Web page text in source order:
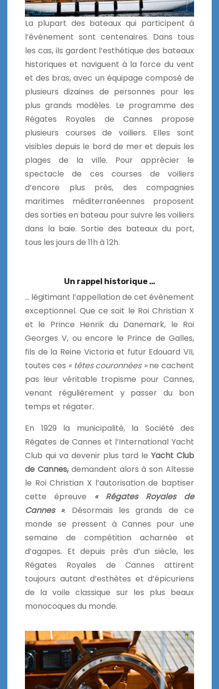
La plupart des bateaux qui participent à
l’événement sont centenaires. Dans tous
les cas, ils gardent l’esthétique des bateaux
historiques et naviguent à la force du vent
et des bras, avec un équipage composé de
plusieurs dizaines de personnes pour les
plus grands modèles. Le programme des
Régates Royales de Cannes propose
plusieurs courses de voiliers. Elles sont
visibles depuis le bord de mer et depuis les
plages de la ville. Pour apprécier le
spectacle de ces courses de voiliers
d’encore plus près, des compagnies
maritimes méditerranéennes proposent
des sorties en bateau pour suivre les voiliers
dans la baie. Sortie des bateaux du port,
tous les jours de 11h à 12h.
Un rappel historique …
… légitimant l’appellation de cet évènement
exceptionnel. Que ce soit le Roi Christian X
et le Prince Henrik du Danemark, le Roi
Georges V, ou encore le Prince de Galles,
fils de la Reine Victoria et futur Edouard VII,
toutes ces « têtes couronnées »ne cachent
pas leur véritable tropisme pour Cannes,
venant régulièrement y passer du bon
temps et régater.
En 1929 la municipalité, la Société des
Régates de Cannes et l’International Yacht
Club qui va devenir plus tard le Yacht Club
de Cannes,demandent alors à son Altesse
le Roi Christian X l’autorisation de baptiser
cette épreuve « Régates Royales de
Cannes ». Désormais les grands de ce
monde se pressent à Cannes pour une
semaine de compétition acharnée et
d’agapes. Et depuis près d’un siècle, les
Régates Royales de Cannes attirent
toujours autant d’esthètes et d’épicuriens
de la voile classique sur les plus beaux
monocoques du monde.